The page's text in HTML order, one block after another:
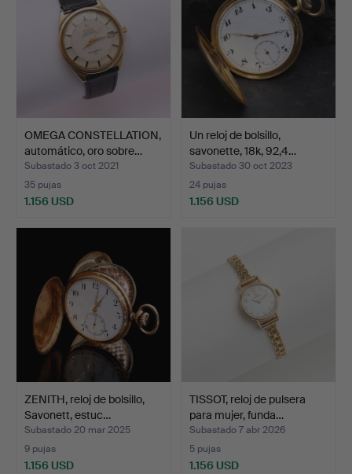
OMEGA CONSTELLATION,
automático, oro sobre…
Subastado 3 oct 2021
35 pujas
1.156 USD
Un reloj de bolsillo,
savonette, 18k, 92,4…
Subastado 30 oct 2023
24 pujas
1.156 USD
ZENITH, reloj de bolsillo,
Savonett, estuc…
Subastado 20 mar 2025
9 pujas
1.156 USD
TISSOT, reloj de pulsera
para mujer, funda…
Subastado 7 abr 2026
5 pujas
1.156 USD